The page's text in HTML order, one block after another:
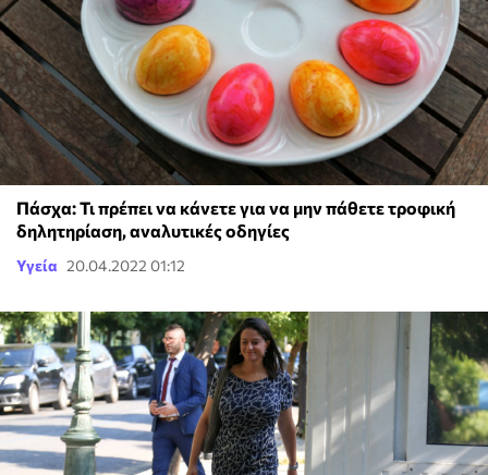
Πάσχα: Τι πρέπει να κάνετε για να μην πάθετε τροφική
δηλητηρίαση, αναλυτικές οδηγίες
Υγεία 20.04.2022 01:12